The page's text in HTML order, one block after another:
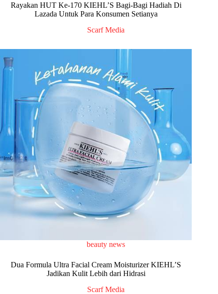
Rayakan HUT Ke-170 KIEHL’S Bagi-Bagi Hadiah Di
Lazada Untuk Para Konsumen Setianya
Scarf Media
beauty news
Dua Formula Ultra Facial Cream Moisturizer KIEHL’S
Jadikan Kulit Lebih dari Hidrasi
Scarf Media